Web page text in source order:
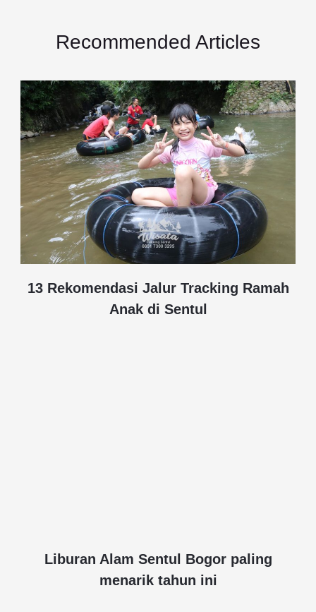
Recommended Articles
13 Rekomendasi Jalur Tracking Ramah
Anak di Sentul
Liburan Alam Sentul Bogor paling
menarik tahun ini